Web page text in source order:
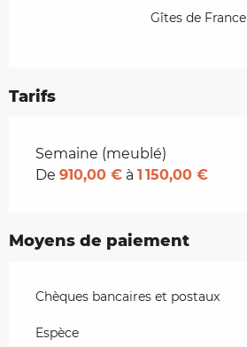
Gîtes de France
Tarifs
Tarifs 2026
Semaine (meublé)
De 910,00 € à 1 150,00 €
Moyens de paiement
Chèques bancaires et postaux
Espèce